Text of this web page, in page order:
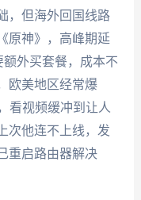
，但海外回国线路
原神》，高峰期延
额外买套餐，成本不
欧美地区经常爆
看视频缓冲到让人
他连不上线，发
重启路由器解决